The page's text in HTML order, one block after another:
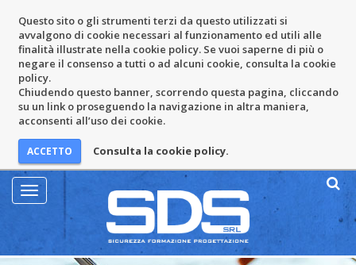
Questo sito o gli strumenti terzi da questo utilizzati si
avvalgono di cookie necessari al funzionamento ed utili alle
finalità illustrate nella cookie policy. Se vuoi saperne di più o
negare il consenso a tutti o ad alcuni cookie, consulta la cookie
policy.
Chiudendo questo banner, scorrendo questa pagina, cliccando
su un link o proseguendo la navigazione in altra maniera,
acconsenti all’uso dei cookie.
Consulta la cookie policy.
Mostra
Menu